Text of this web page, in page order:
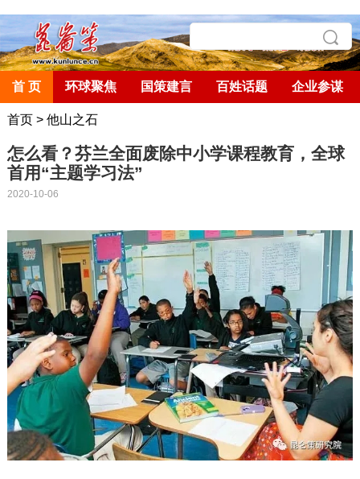
首 页 环球聚焦 国策建言 百姓话题 企业参谋
首页> 他山之石
怎么看？芬兰全面废除中小学课程教育，全球
首用“主题学习法”
2020-10-06